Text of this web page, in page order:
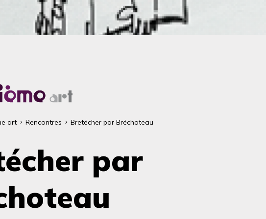
art Rencontres Bretécher par Bréchoteau
par